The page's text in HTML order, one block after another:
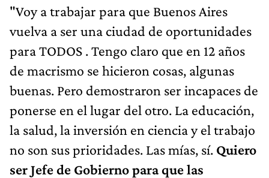
"Voy a trabajar para que Buenos Aires
vuelva a ser una ciudad de oportunidades
para TODOS . Tengo claro que en 12 años
de macrismo se hicieron cosas, algunas
buenas. Pero demostraron ser incapaces de
ponerse en el lugar del otro. La educación,
la salud, la inversión en ciencia y el trabajo
no son sus prioridades. Las mías, sí. Quiero
ser Jefe de Gobierno para que las